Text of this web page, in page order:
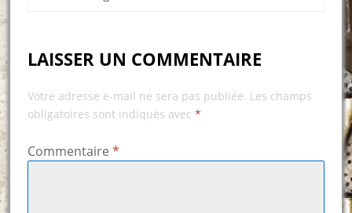
LAISSER UN COMMENTAIRE
Votre adresse e-mail ne sera pas publiée. Les champs
obligatoires sont indiqués avec *
Commentaire *